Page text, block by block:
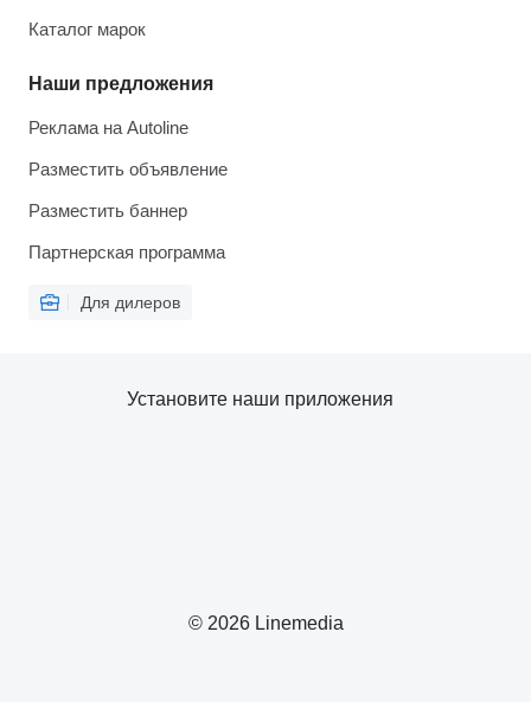
Каталог марок
Наши предложения
Реклама на Autoline
Разместить объявление
Разместить баннер
Партнерская программа
Для дилеров
© 2026 Linemedia
Установите наши приложения